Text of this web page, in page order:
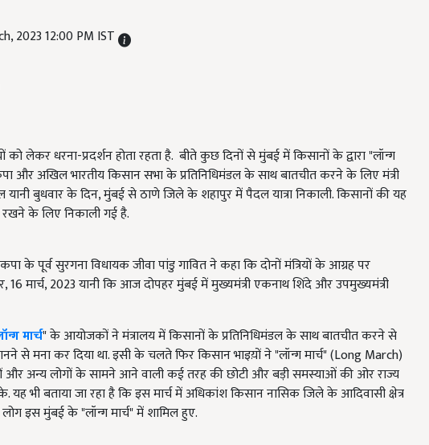
2023 12:00 PM IST
लेकर धरना-प्रदर्शन होता रहता है. बीते कुछ दिनों से मुंबई में किसानों के द्वारा "लॉन्ग
और अखिल भारतीय किसान सभा के प्रतिनिधिमंडल के साथ बातचीत करने के लिए मंत्री
बुधवार के दिन, मुंबई से ठाणे जिले के शहापुर में पैदल यात्रा निकाली. किसानों की यह
के लिए निकाली गई है.
के पूर्व सुरगना विधायक जीवा पांडु गावित ने कहा कि दोनों मंत्रियों के आग्रह पर
16 मार्च, 2023 यानी कि आज दोपहर मुंबई में मुख्यमंत्री एकनाथ शिंदे और उपमुख्यमंत्री
मार्च" के आयोजकों ने मंत्रालय में किसानों के प्रतिनिधिमंडल के साथ बातचीत करने से
से मना कर दिया था. इसी के चलते फिर किसान भाइय़ों ने "लॉन्ग मार्च" (Long March)
और अन्य लोगों के सामने आने वाली कई तरह की छोटी और बड़ी समस्याओं की ओर राज्य
भी बताया जा रहा है कि इस मार्च में अधिकांश किसान नासिक जिले के आदिवासी क्षेत्र
इस मुंबई के "लॉन्ग मार्च" में शामिल हुए.